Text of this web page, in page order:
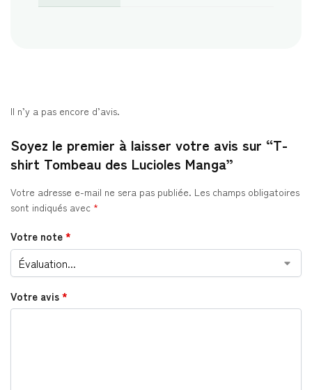
Il n’y a pas encore d’avis.
Soyez le premier à laisser votre avis sur “T-
shirt Tombeau des Lucioles Manga”
Votre adresse e-mail ne sera pas publiée. Les champs obligatoires
sont indiqués avec *
Votre note*
Votre avis*